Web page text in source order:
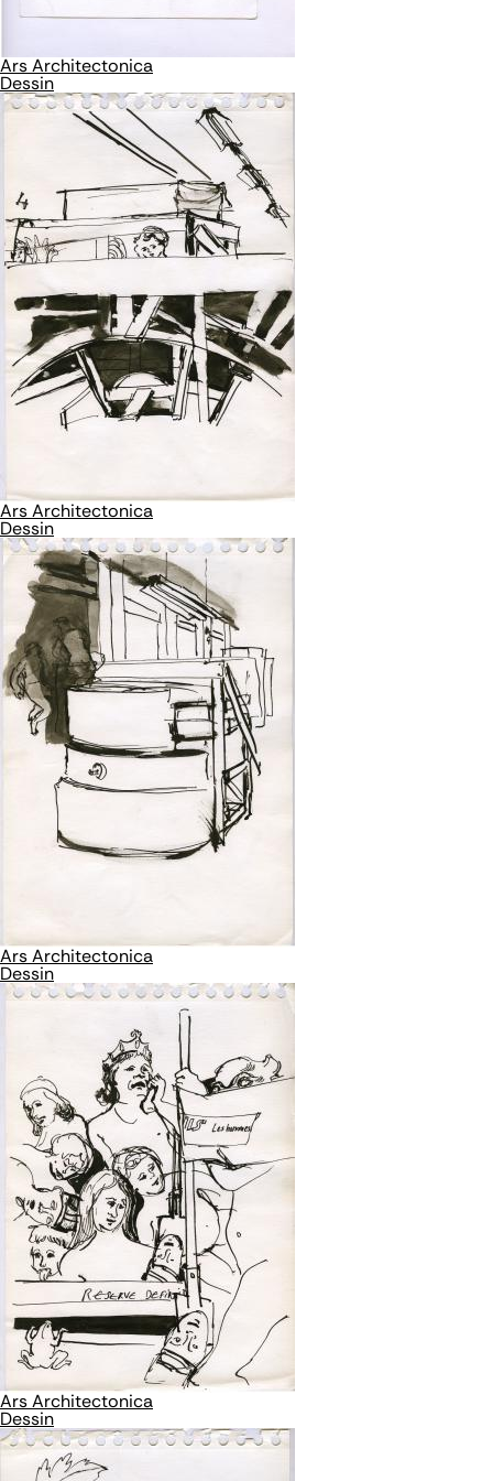
Ars Architectonica
Dessin
Ars Architectonica
Dessin
Ars Architectonica
Dessin
Ars Architectonica
Dessin